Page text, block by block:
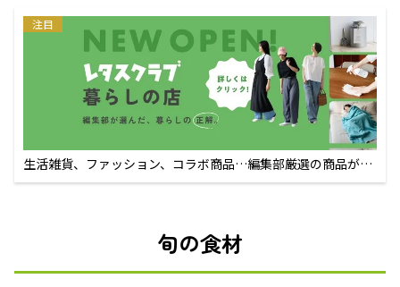
注目
生活雑貨、ファッション、コラボ商品…編集部厳選の商品が買
えるECサイト
旬の食材